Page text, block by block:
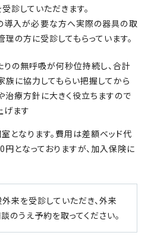
診していただきます。
導入が必要な方へ実際の器具の取
の方に受診してもらっています。
の無呼吸が何秒位持続し、合計
族に協力してもらい把握してから
治療方針に大きく役立ちますので
げます
となります。費用は差額ベッド代
となっておりますが、加入保険に
来を受診していただき、外来
のうえ予約を取ってください。